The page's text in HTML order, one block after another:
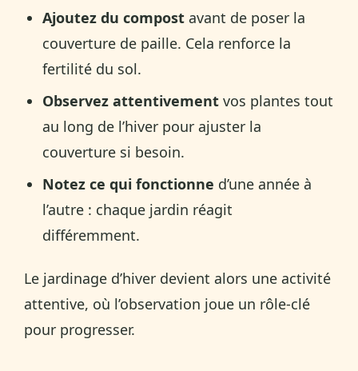
Ajoutez du compost avant de poser la
couverture de paille. Cela renforce la
fertilité du sol.
Observez attentivement vos plantes tout
au long de l’hiver pour ajuster la
couverture si besoin.
Notez ce qui fonctionne d’une année à
l’autre : chaque jardin réagit
différemment.
Le jardinage d’hiver devient alors une activité
attentive, où l’observation joue un rôle-clé
pour progresser.